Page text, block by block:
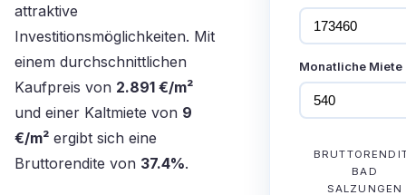
attraktive
Investitionsmöglichkeiten. Mit
einem durchschnittlichen
Kaufpreis von 2.891 €/m²
und einer Kaltmiete von 9
€/m² ergibt sich eine
Bruttorendite von 37.4%.
Monatliche Miete
BAD
SALZUNGEN